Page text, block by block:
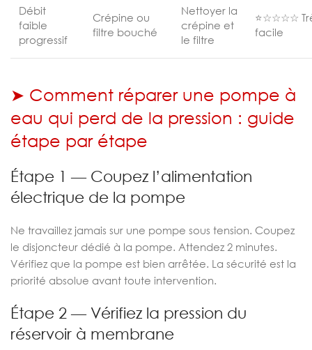
Débit
faible
progressif
Crépine ou
filtre bouché
Nettoyer la
crépine et
le filtre
⭐☆☆☆☆
facile
➤ Comment réparer une pompe à
eau qui perd de la pression : guide
étape par étape
Étape 1 — Coupez l’alimentation
électrique de la pompe
Ne travaillez jamais sur une pompe sous tension. Coupez
le disjoncteur dédié à la pompe. Attendez 2 minutes.
Vérifiez que la pompe est bien arrêtée. La sécurité est la
priorité absolue avant toute intervention.
Étape 2 — Vérifiez la pression du
réservoir à membrane